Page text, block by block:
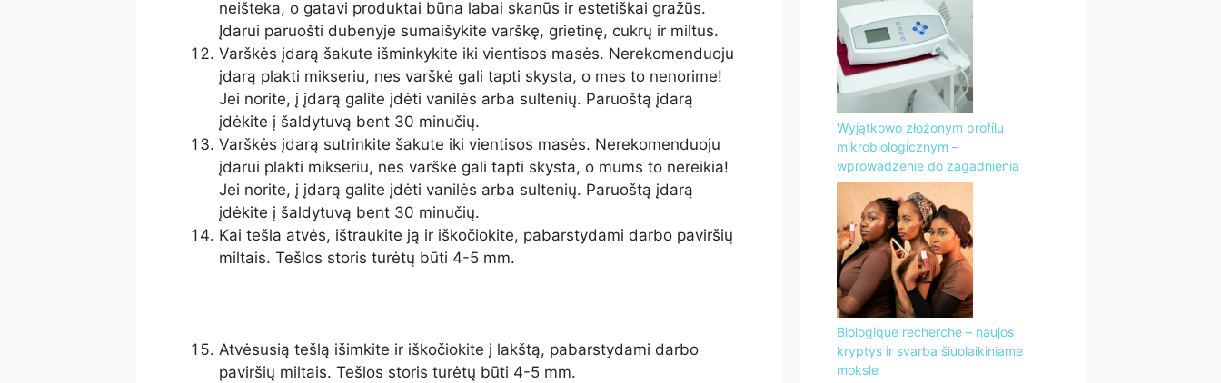
neišteka, o gatavi produktai būna labai skanūs ir estetiškai gražūs.
Įdarui paruošti dubenyje sumaišykite varškę, grietinę, cukrų ir miltus.
Varškės įdarą šakute išminkykite iki vientisos masės. Nerekomenduoju
įdarą plakti mikseriu, nes varškė gali tapti skysta, o mes to nenorime!
Jei norite, į įdarą galite įdėti vanilės arba sultenių. Paruoštą įdarą
įdėkite į šaldytuvą bent 30 minučių.
Varškės įdarą sutrinkite šakute iki vientisos masės. Nerekomenduoju
įdarui plakti mikseriu, nes varškė gali tapti skysta, o mums to nereikia!
Jei norite, į įdarą galite įdėti vanilės arba sultenių. Paruoštą įdarą
įdėkite į šaldytuvą bent 30 minučių.
Kai tešla atvės, ištraukite ją ir iškočiokite, pabarstydami darbo paviršių
miltais. Tešlos storis turėtų būti 4-5 mm.
Atvėsusią tešlą išimkite ir iškočiokite į lakštą, pabarstydami darbo
paviršių miltais. Tešlos storis turėtų būti 4-5 mm.
Wyjątkowo złożonym profilu
mikrobiologicznym –
wprowadzenie do zagadnienia
Biologique recherche – naujos
kryptys ir svarba šiuolaikiniame
moksle